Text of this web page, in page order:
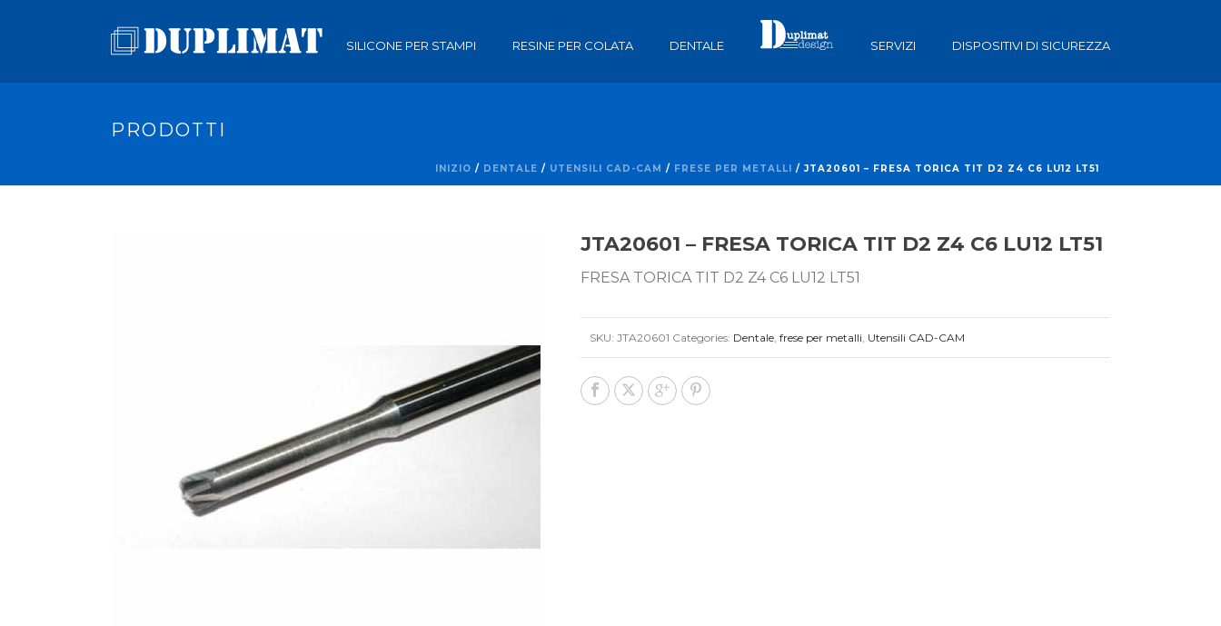
SILICONE PER STAMPI RESINE PER COLATA DENTALE SERVIZI DISPOSITIVI DI SICUREZZA
PRODOTTI
INIZIO / DENTALE / UTENSILI CAD-CAM / FRESE PER METALLI / JTA20601 – FRESA TORICA TIT D2 Z4 C6 LU12 LT51
JTA20601 – FRESA TORICA TIT D2 Z4 C6 LU12 LT51
FRESA TORICA TIT D2 Z4 C6 LU12 LT51
SKU: JTA20601 Categories: Dentale, frese per metalli, Utensili CAD-CAM